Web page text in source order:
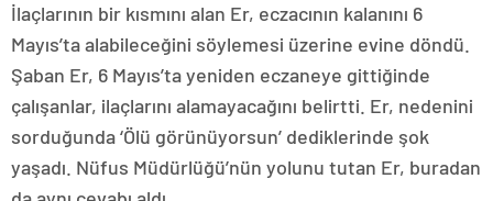
İlaçlarının bir kısmını alan Er, eczacının kalanını 6
Mayıs’ta alabileceğini söylemesi üzerine evine döndü.
Şaban Er, 6 Mayıs’ta yeniden eczaneye gittiğinde
çalışanlar, ilaçlarını alamayacağını belirtti. Er, nedenini
sorduğunda ‘Ölü görünüyorsun’ dediklerinde şok
yaşadı. Nüfus Müdürlüğü’nün yolunu tutan Er, buradan